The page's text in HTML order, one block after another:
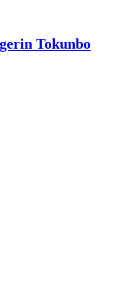
Tokunbo